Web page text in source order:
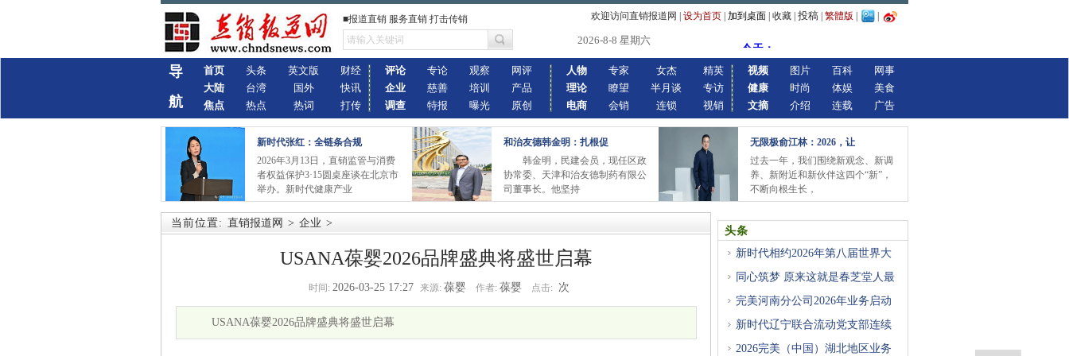
■报道直销 服务直销 打击传销 欢迎访问直销报道网 设为首页 加到桌面 收藏 投稿 繁體版
2026-8-8 星期六
导
航
首页
大陆
焦点
头条
台湾
热点
英文版
国外
热词
财经
快讯
打传
评论
企业
调查
专论
慈善
特报
观察
培训
曝光
网评
产品
原创
人物
理论
电商
专家
瞭望
会销
女杰
半月谈
连锁
精英
专访
视销
视频
健康
文摘
图片
时尚
介绍
百科
体娱
连载
网事
美食
广告
新时代张红：全链条合规
2026年3月13日，直销监管与消费
者权益保护3·15圆桌座谈在北京市
举办。新时代健康产业
和治友德韩金明：扎根促
韩金明，民建会员，现任区政
协常委、天津和治友德制药有限公
司董事长。他坚持
无限极俞江林：2026，让
过去一年，我们围绕新观念、新调
养、新附近和新伙伴这四个“新”，
不断向根生长，
当前位置: 直销报道网 > 企业 >
USANA葆婴2026品牌盛典将盛世启幕
时间: 2026-03-25 17:27 来源: 葆婴 作者: 葆婴 点击: 次
USANA葆婴2026品牌盛典将盛世启幕
头条
新时代相约2026年第八届世界大
同心筑梦 原来这就是春芝堂人最
完美河南分公司2026年业务启动
新时代辽宁联合流动党支部连续
2026完美（中国）湖北地区业务